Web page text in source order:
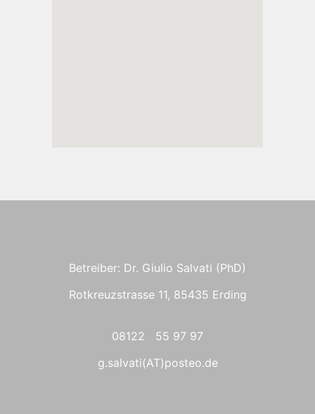
Betreiber: Dr. Giulio Salvati (PhD)
Rotkreuzstrasse 11, 85435 Erding
08122 55 97 97
g.salvati(AT)posteo.de